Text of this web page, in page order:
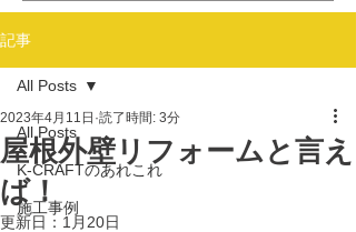
記事
All Posts
K-CRAFTのあれこれ
施工事例
All Posts
屋根外壁リフォームと言え
ば！
2023年4月11日 読了時間: 3分
更新日： 1月20日